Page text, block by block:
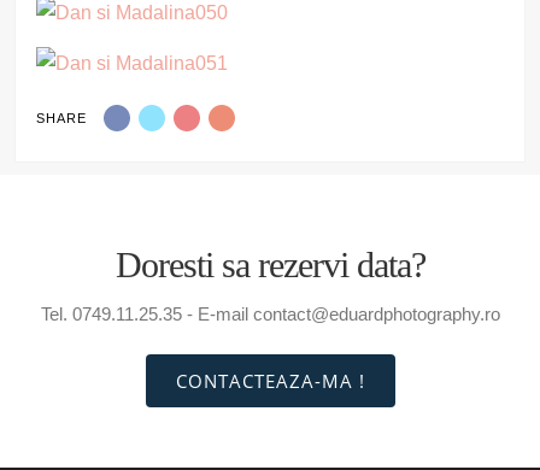
SHARE
Doresti sa rezervi data?
Tel. 0749.11.25.35 - E-mail contact@eduardphotography.ro
CONTACTEAZA-MA !